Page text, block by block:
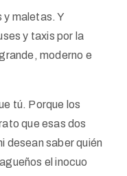
y maletas. Y
y taxis por la
moderno e
tú. Porque los
que esas dos
desean saber quién
el inocuo